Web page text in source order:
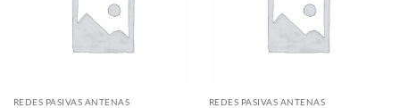
REDES PASIVAS ANTENAS REDES PASIVAS ANTENAS